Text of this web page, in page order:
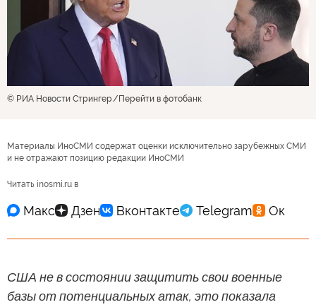
© РИА Новости Стрингер Перейти в фотобанк
Материалы ИноСМИ содержат оценки исключительно зарубежных СМИ
и не отражают позицию редакции ИноСМИ
Читать inosmi.ru в
США не в состоянии защитить свои военные
базы от потенциальных атак, это показала